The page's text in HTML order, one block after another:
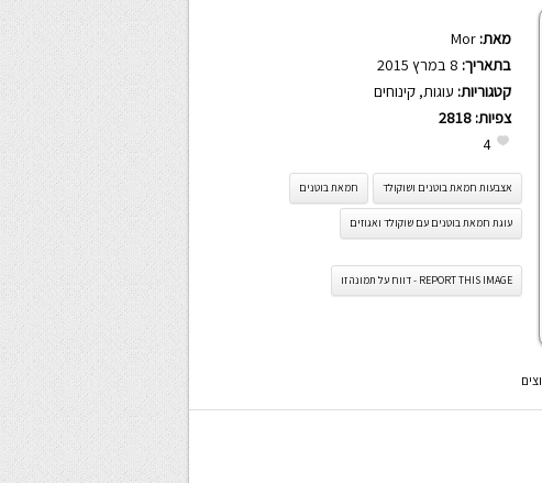
מאת: Mor
בתאריך:
קטגוריות: עוגות, קינוחים
צפיות: 2818
4
אצבעות חמאת בוטנים ושוקולד חמאת בוטנים
עוגת חמאת בוטנים עם שוקולד ואגוזים
REPORT THIS IMAGE - דווח על תמונה זו